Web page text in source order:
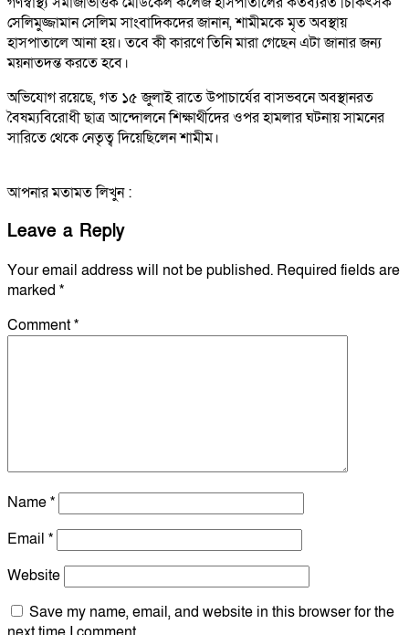
সেলিমুজ্জামান সেলিম সাংবাদিকদের জানান, শামীমকে মৃত অবস্থায়
হাসপাতালে আনা হয়। তবে কী কারণে তিনি মারা গেছেন এটা জানার জন্য
ময়নাতদন্ত করতে হবে।
অভিযোগ রয়েছে, গত ১৫ জুলাই রাতে উপাচার্যের বাসভবনে অবস্থানরত
বৈষম্যবিরোধী ছাত্র আন্দোলনে শিক্ষার্থীদের ওপর হামলার ঘটনায় সামনের
সারিতে থেকে নেতৃত্ব দিয়েছিলেন শামীম।
আপনার মতামত লিখুন :
Leave a Reply
Your email address will not be published. Required fields are
marked *
Comment*
Name*
Email *
Website
Save my name, email, and website in this browser for the